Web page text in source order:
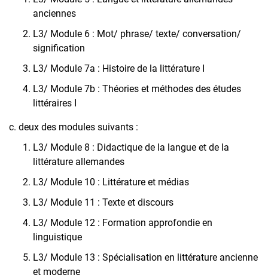
anciennes
L3/ Module 6 : Mot/ phrase/ texte/ conversation/
signification
L3/ Module 7a : Histoire de la littérature I
L3/ Module 7b : Théories et méthodes des études
littéraires I
c. deux des modules suivants :
L3/ Module 8 : Didactique de la langue et de la
littérature allemandes
L3/ Module 10 : Littérature et médias
L3/ Module 11 : Texte et discours
L3/ Module 12 : Formation approfondie en
linguistique
L3/ Module 13 : Spécialisation en littérature ancienne
et moderne